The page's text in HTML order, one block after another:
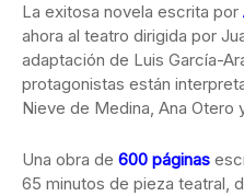
La exitosa novela escrita por
ahora al teatro dirigida por
adaptación de Luis García-
protagonistas están
Nieve de Medina, Ana Otero
Una obra de 600 páginas
65 minutos de pieza teatral,